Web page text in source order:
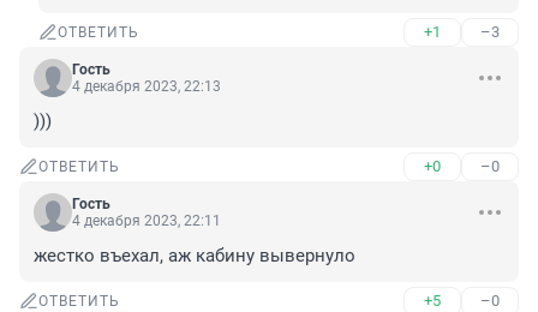
ОТВЕТИТЬ +1 –3
Гость
4 декабря 2023, 22:13
)))
ОТВЕТИТЬ +0 –0
Гость
4 декабря 2023, 22:11
жестко въехал, аж кабину вывернуло
ОТВЕТИТЬ +5 –0